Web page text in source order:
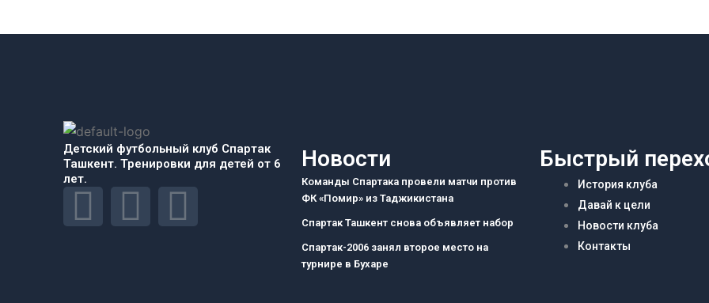
Детский футбольный клуб Спартак
Ташкент. Тренировки для детей от 6
лет.
F
I
T
Новости
Команды Спартака провели матчи против
ФК «Помир» из Таджикистана
Спартак Ташкент снова объявляет набор
Спартак-2006 занял второе место на
турнире в Бухаре
Быстрый
История клуба
Давай к цели
Новости клуба
Контакты